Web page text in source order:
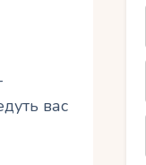
вас